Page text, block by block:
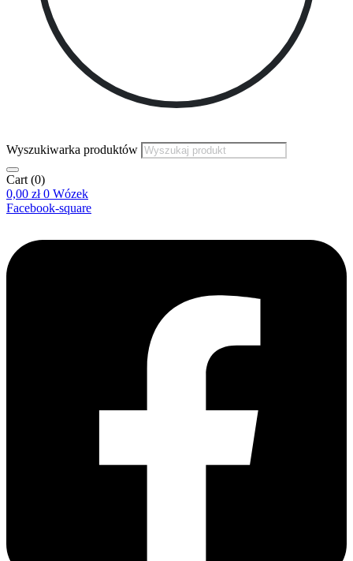
Wyszukiwarka produktów
Cart (0)
0,00 zł 0 Wózek
Facebook-square